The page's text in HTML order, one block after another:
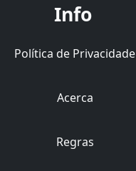
Info
Política de Privacidade
Acerca
Regras